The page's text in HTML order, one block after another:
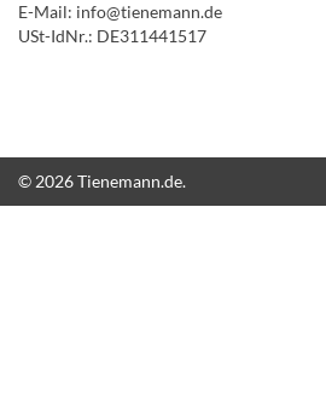
E-Mail: info@tienemann.de
USt-IdNr.: DE311441517
© 2026 Tienemann.de.